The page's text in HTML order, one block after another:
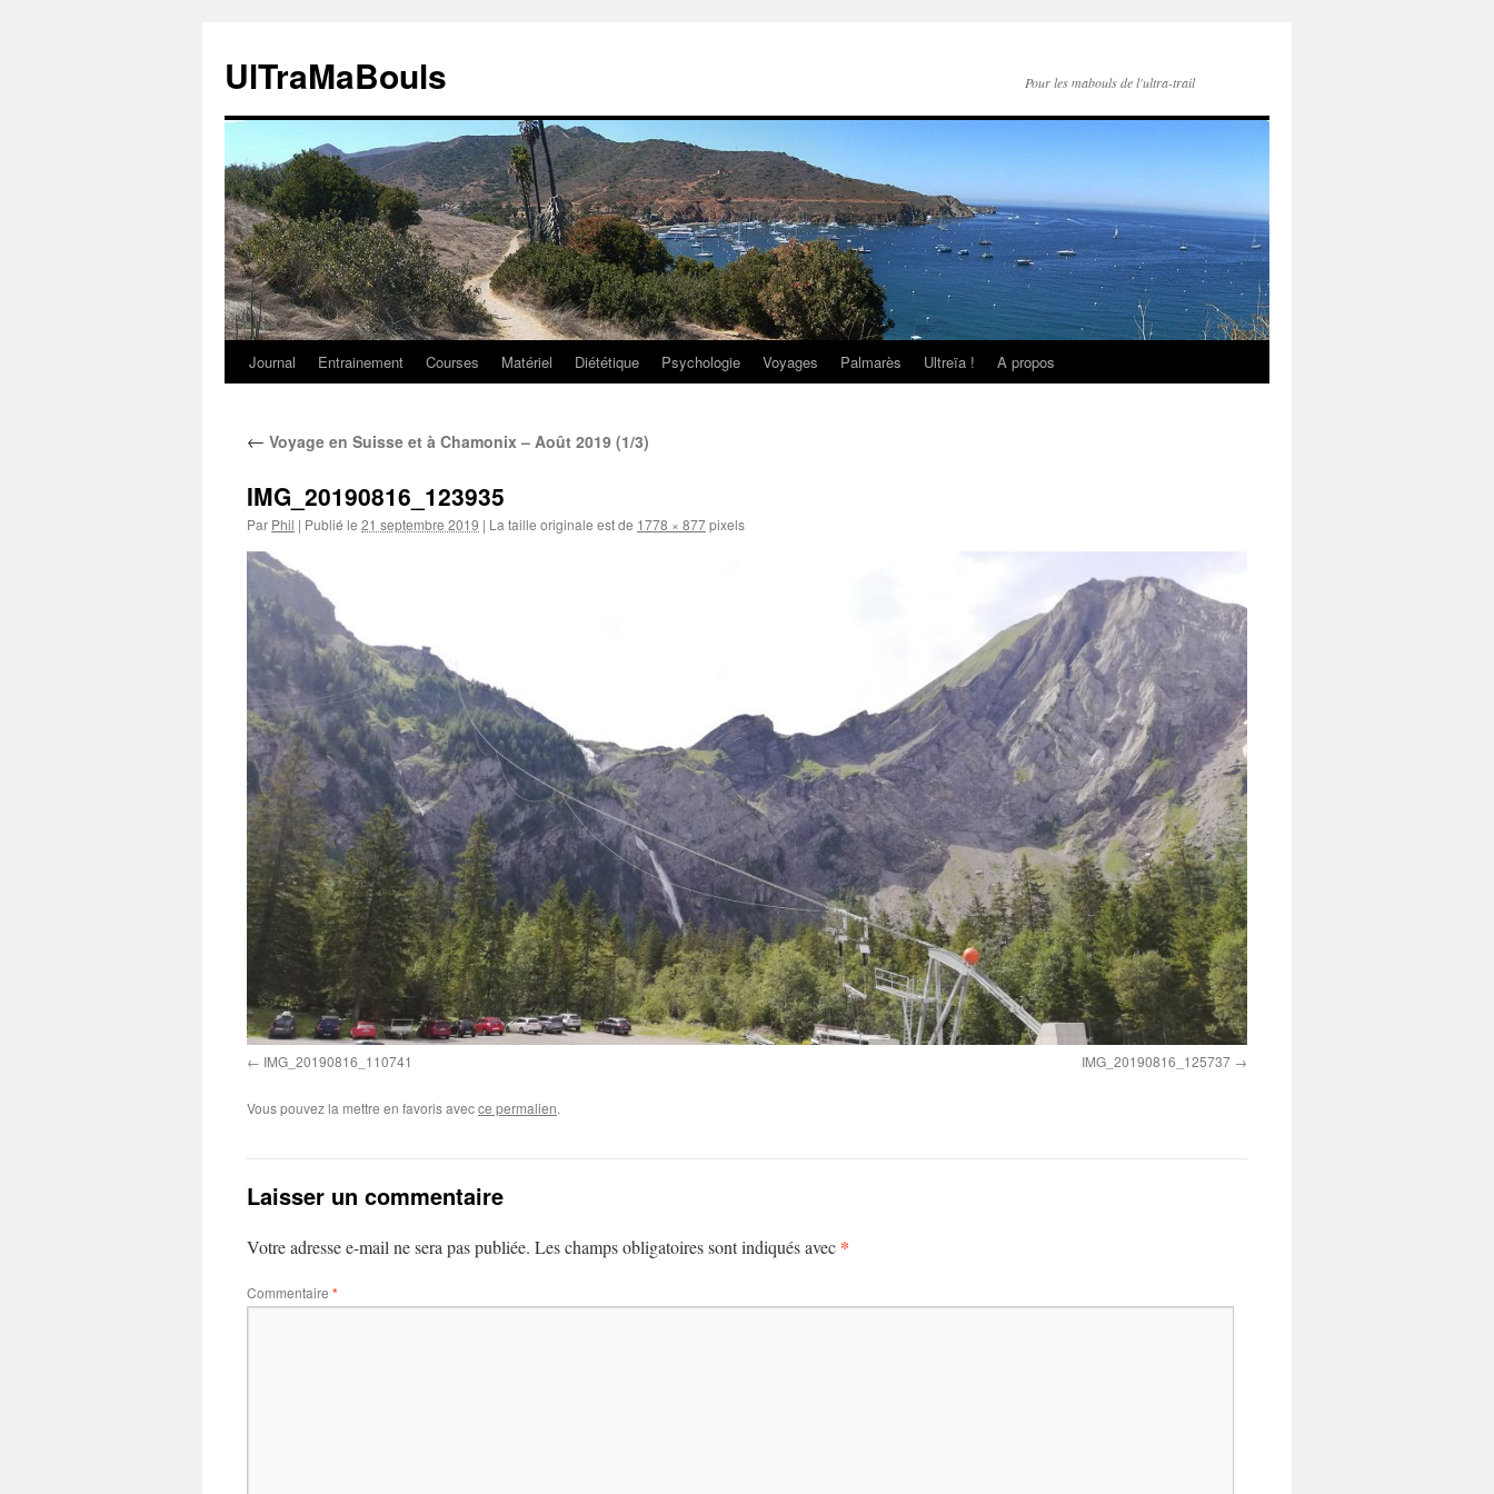
contenu
UlTraMaBouls Pour les mabouls de l'ultra-trail
Journal Entrainement Courses Matériel Diététique Psychologie Voyages Palmarès Ultreïa ! A propos
← Voyage en Suisse et à Chamonix – Août 2019 (1/3)
IMG_20190816_123935
Par Phil | Publié le 21 septembre 2019 | La taille originale est de 1778 × 877pixels
IMG_20190816_110741 IMG_20190816_125737
Vous pouvez la mettre en favoris avecce permalien.
Laisser un commentaire
Votre adresse e-mail ne sera pas publiée. Les champs obligatoires sont indiqués avec *
Commentaire *